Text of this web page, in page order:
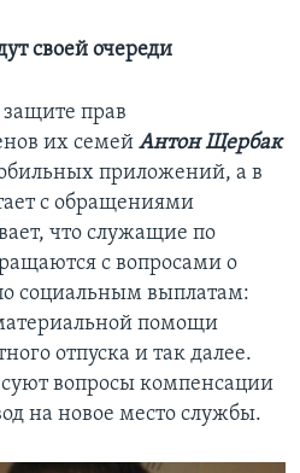
своей очереди
защите прав
их семей Антон Щербак
приложений, а в
с обращениями
что служащие по
с вопросами о
социальным выплатам:
помощи
отпуска и так далее.
вопросы компенсации
на новое место службы.